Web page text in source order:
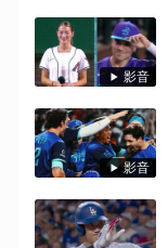
影音
影音